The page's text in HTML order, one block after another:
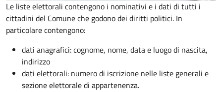
Le liste elettorali contengono i nominativi e i dati di tutti i
cittadini del Comune che godono dei diritti politici. In
particolare contengono:
dati anagrafici: cognome, nome, data e luogo di nascita,
indirizzo
dati elettorali: numero di iscrizione nelle liste generali e
sezione elettorale di appartenenza.